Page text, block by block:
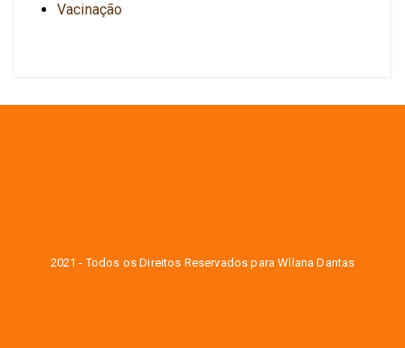
Vacinação
2021 - Todos os Direitos Reservados para Wllana Dantas